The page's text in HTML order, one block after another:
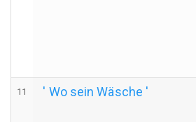
11 ' Wo sein Wäsche '